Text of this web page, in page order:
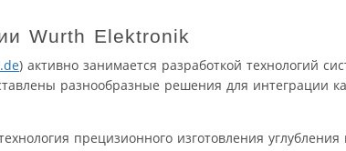
Wurth Elektronik
) активно занимается разработкой технологий
разнообразные решения для интеграции
прецизионного изготовления